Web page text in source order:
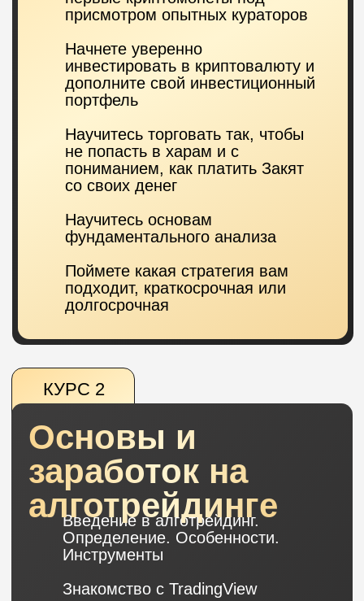
Обучение проходит на базе
платформы TradingView и
торгового бота Muslimbit,
разработанного специально для
автоматизации торговли на
Для обученияне нужно иметь
навыки программирования,освоить
знания сможет каждый благодаря
простой, доступной и понятной
программе нашего курса.
сложности ручной торговли, такие как
эмоциональные решения, нехватка
преподаватели и партнеры
криптоинвесторы
и эксперты